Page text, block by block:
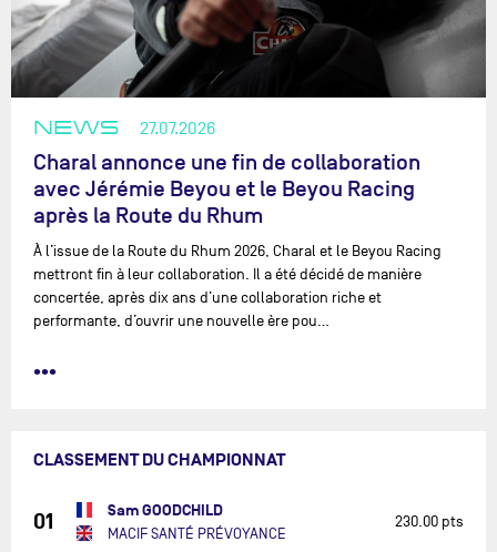
NEWS 27.07.2026
Charal annonce une fin de collaboration
avec Jérémie Beyou et le Beyou Racing
après la Route du Rhum
À l’issue de la Route du Rhum 2026, Charal et le Beyou Racing
mettront fin à leur collaboration. Il a été décidé de manière
concertée, après dix ans d’une collaboration riche et
performante, d’ouvrir une nouvelle ère pou…
•••
CLASSEMENT DU CHAMPIONNAT
01 Sam GOODCHILD
MACIF SANTÉ PRÉVOYANCE
230.00 pts